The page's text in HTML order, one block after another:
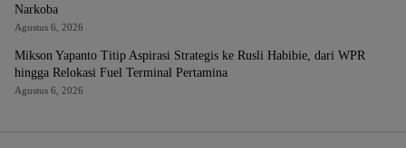
Narkoba
Agustus 6, 2026
Mikson Yapanto Titip Aspirasi Strategis ke Rusli Habibie, dari WPR
hingga Relokasi Fuel Terminal Pertamina
Agustus 6, 2026